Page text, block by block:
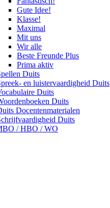
Gute Idee!
Klasse!
Maximal
Mit uns
Wir alle
Beste Freunde Plus
Prima aktiv
Duits
en luistervaardigheid Duits
Duits
Duits
Docentenmaterialen
Duits
/ HBO / WO